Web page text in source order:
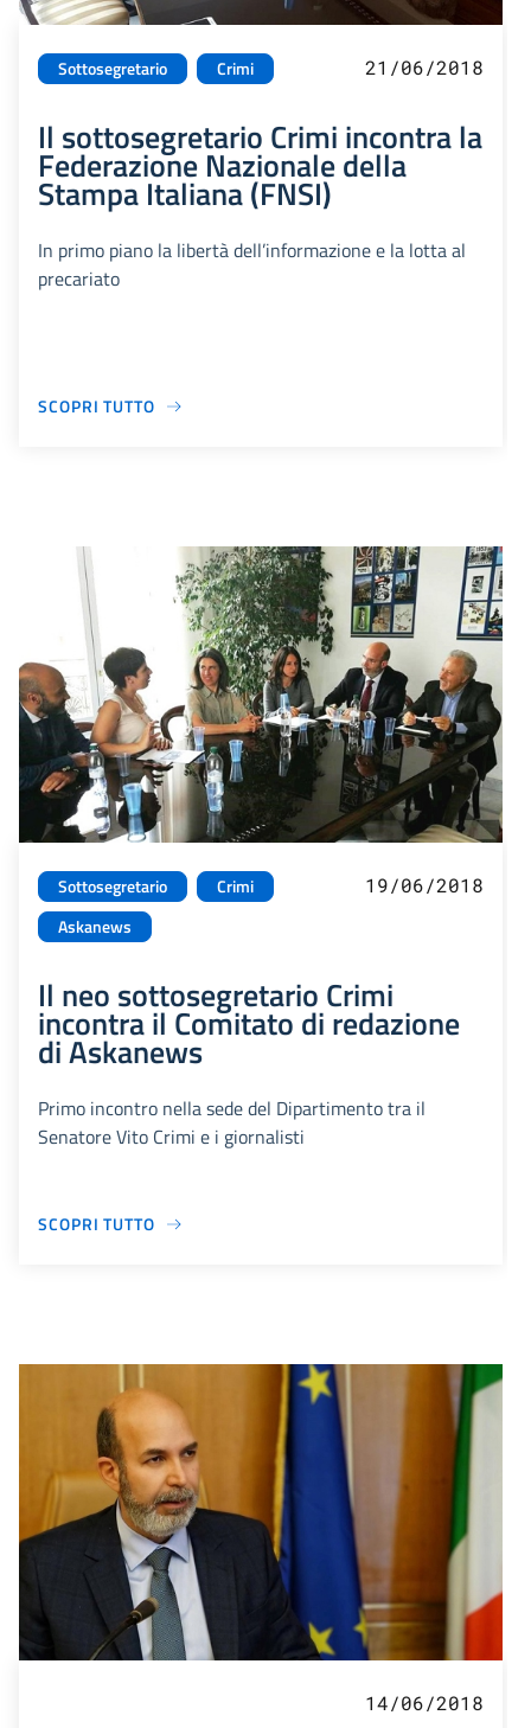
Sottosegretario Crimi 21/06/2018
Il sottosegretario Crimi incontra la
Federazione Nazionale della
Stampa Italiana (FNSI)
In primo piano la libertà dell’informazione e la lotta al
precariato
SCOPRI TUTTO
Sottosegretario
Crimi
Askanews
19/06/2018
Il neo sottosegretario Crimi
incontra il Comitato di redazione
di Askanews
Primo incontro nella sede del Dipartimento tra il
Senatore Vito Crimi e i giornalisti
SCOPRI TUTTO
14/06/2018